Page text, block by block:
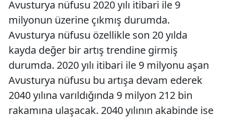
Avusturya nüfusu 2020 yılı itibari ile 9
milyonun üzerine çıkmış durumda.
Avusturya nüfusu özellikle son 20 yılda
kayda değer bir artış trendine girmiş
durumda. 2020 yılı itibari ile 9 milyonu aşan
Avusturya nüfusu bu artışa devam ederek
2040 yılına varıldığında 9 milyon 212 bin
rakamına ulaşacak. 2040 yılının akabinde ise